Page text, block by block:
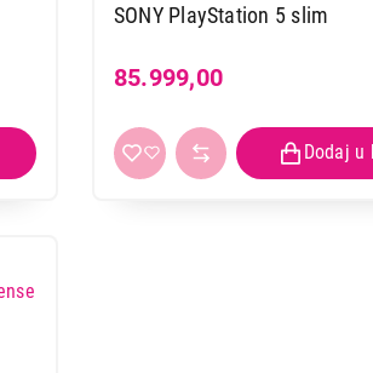
SONY PlayStation 5 slim
85.999,00
Portal Remote